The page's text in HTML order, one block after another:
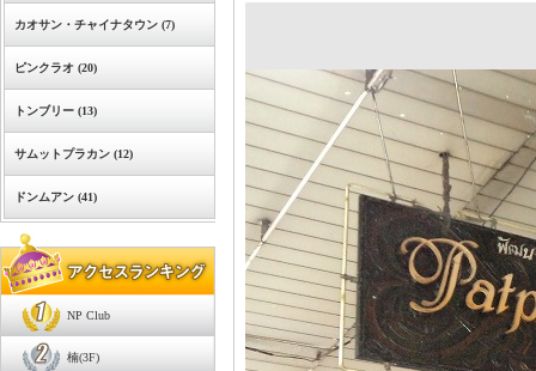
カオサン・チャイナタウン (7)
ピンクラオ (20)
トンブリー (13)
サムットプラカン (12)
ドンムアン (41)
NP Club
楠(3F)